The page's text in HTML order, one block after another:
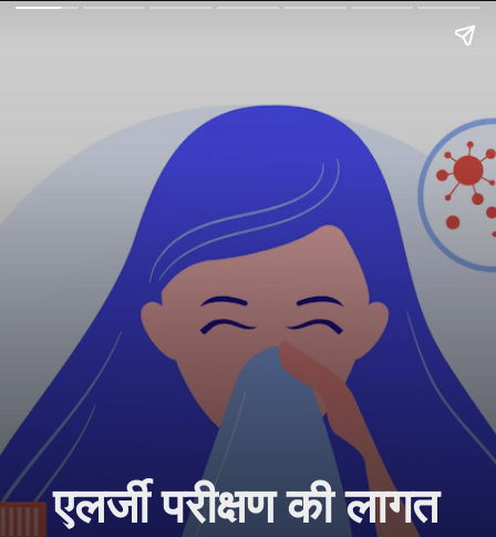
एलर्जी परीक्षण की लागत